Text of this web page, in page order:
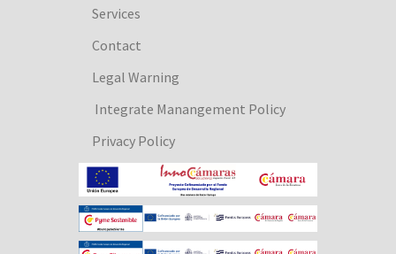
Services
Contact
Legal Warning
Integrate Manangement Policy
Privacy Policy